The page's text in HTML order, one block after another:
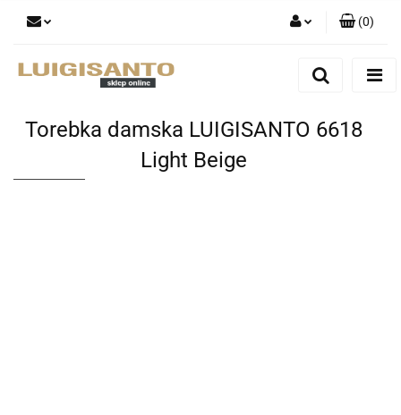
Dodaj zgłoszenie
(0)
Torebka damska LUIGISANTO 6618
Light Beige